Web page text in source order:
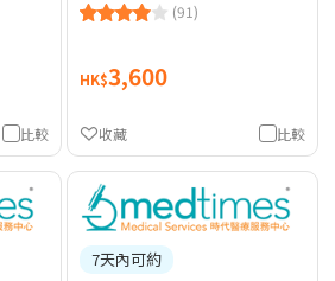
比較
(91)
HK$3,600
比較
收藏
7天內可約